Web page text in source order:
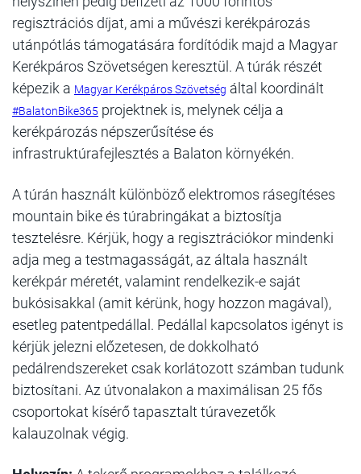
regisztrációs díjat, ami a művészi kerékpározás
utánpótlás támogatására fordítódik majd a Magyar
Kerékpáros Szövetségen keresztül. A túrák részét
képezik a Magyar Kerékpáros Szövetség által koordinált
#BalatonBike365 projektnek is, melynek célja a
kerékpározás népszerűsítése és
infrastruktúrafejlesztés a Balaton környékén.
A túrán használt különböző elektromos rásegítéses
mountain bike és túrabringákat a biztosítja
tesztelésre. Kérjük, hogy a regisztrációkor mindenki
adja meg a testmagasságát, az általa használt
kerékpár méretét, valamint rendelkezik-e saját
bukósisakkal (amit kérünk, hogy hozzon magával),
esetleg patentpedállal. Pedállal kapcsolatos igényt is
kérjük jelezni előzetesen, de dokkolható
pedálrendszereket csak korlátozott számban tudunk
biztosítani. Az útvonalakon a maximálisan 25 fős
csoportokat kísérő tapasztalt túravezetők
kalauzolnak végig.